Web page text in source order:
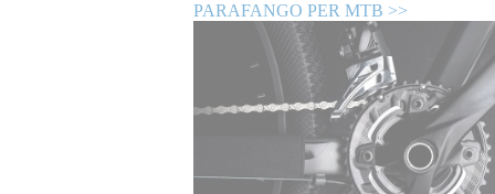
PARAFANGO PER MTB >>